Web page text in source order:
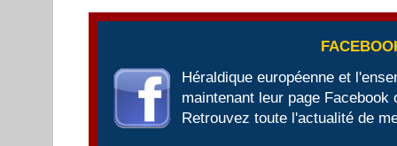
Héraldique européenne et
maintenant leur page Facebook
Retrouvez toute l'actualité de